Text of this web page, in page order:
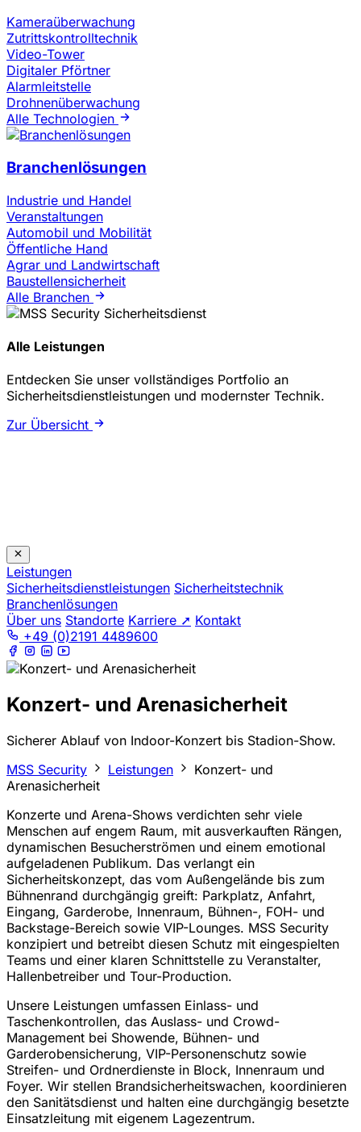
Kameraüberwachung
Zutrittskontrolltechnik
Video-Tower
Digitaler Pförtner
Alarmleitstelle
Drohnenüberwachung
Alle Technologien
Branchenlösungen
Industrie und Handel
Veranstaltungen
Automobil und Mobilität
Öffentliche Hand
Agrar und Landwirtschaft
Baustellensicherheit
Alle Branchen
Alle Leistungen
Entdecken Sie unser vollständiges Portfolio an
Sicherheitsdienstleistungen und modernster Technik.
Zur Übersicht
Leistungen
Sicherheitsdienstleistungen Sicherheitstechnik
Branchenlösungen
Über uns Standorte Karriere ➚ Kontakt
+49 (0)2191 4489600
Konzert- und Arenasicherheit
Sicherer Ablauf von Indoor-Konzert bis Stadion-Show.
MSS Security
Leistungen
Konzert- und
Arenasicherheit
Konzerte und Arena-Shows verdichten sehr viele
Menschen auf engem Raum, mit ausverkauften Rängen,
dynamischen Besucherströmen und einem emotional
aufgeladenen Publikum. Das verlangt ein
Sicherheitskonzept, das vom Außengelände bis zum
Bühnenrand durchgängig greift: Parkplatz, Anfahrt,
Eingang, Garderobe, Innenraum, Bühnen-, FOH- und
Backstage-Bereich sowie VIP-Lounges. MSS Security
konzipiert und betreibt diesen Schutz mit eingespielten
Teams und einer klaren Schnittstelle zu Veranstalter,
Hallenbetreiber und Tour-Production.
Unsere Leistungen umfassen Einlass- und
Taschenkontrollen, das Auslass- und Crowd-
Management bei Showende, Bühnen- und
Garderobensicherung, VIP-Personenschutz sowie
Streifen- und Ordnerdienste in Block, Innenraum und
Foyer. Wir stellen Brandsicherheitswachen, koordinieren
den Sanitätsdienst und halten eine durchgängig besetzte
Einsatzleitung mit eigenem Lagezentrum.